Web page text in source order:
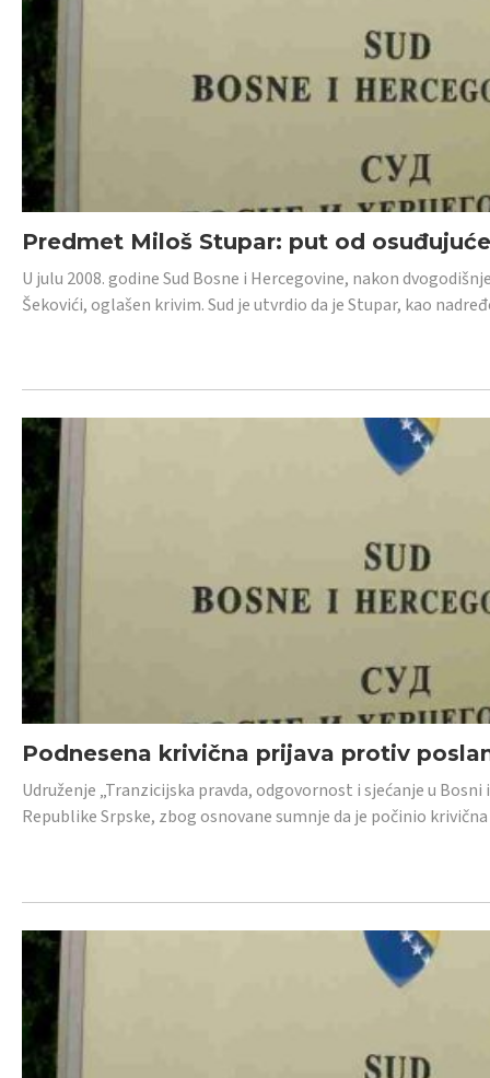
Predmet Miloš Stupar: put od
U julu 2008. godine Sud Bosne i Hercegovine, nakon
Šekovići, oglašen krivim. Sud je utvrdio da je Stupar, kao
Podnesena krivična prijava protiv
Udruženje „Tranzicijska pravda, odgovornost i sjećanje u
Republike Srpske, zbog osnovane sumnje da je počinio